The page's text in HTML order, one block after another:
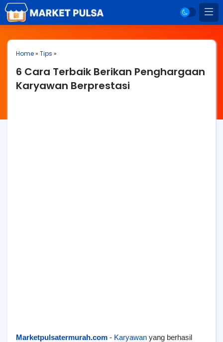
Home» Tips »
6 Cara Terbaik Berikan Penghargaan
Karyawan Berprestasi
Marketpulsatermurah.com - Karyawan yang berhasil